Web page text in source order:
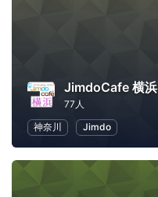
JimdoCafe 横浜
77人
神奈川
Jimdo